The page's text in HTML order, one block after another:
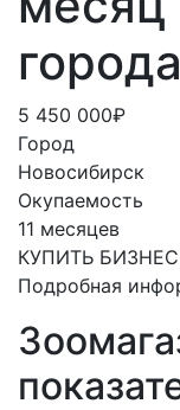
города
5 450 000₽
Город
Новосибирск
Окупаемость
11 месяцев
КУПИТЬ БИЗНЕС
Подробная